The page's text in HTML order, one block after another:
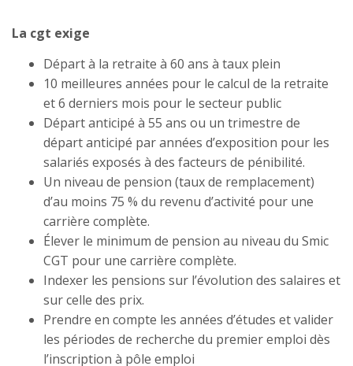
La cgt exige
Départ à la retraite à 60 ans à taux plein
10 meilleures années pour le calcul de la retraite
et 6 derniers mois pour le secteur public
Départ anticipé à 55 ans ou un trimestre de
départ anticipé par années d’exposition pour les
salariés exposés à des facteurs de pénibilité.
Un niveau de pension (taux de remplacement)
d’au moins 75 % du revenu d’activité pour une
carrière complète.
Élever le minimum de pension au niveau du Smic
CGT pour une carrière complète.
Indexer les pensions sur l’évolution des salaires et
sur celle des prix.
Prendre en compte les années d’études et valider
les périodes de recherche du premier emploi dès
l’inscription à pôle emploi